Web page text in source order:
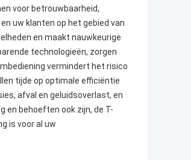
voor betrouwbaarheid,
uw klanten op het gebied van
en maakt nauwkeurige
technologieën, zorgen
vermindert het risico
tijde op optimale efficiëntie
afval en geluidsoverlast, en
en behoeften ook zijn, de T-
is voor al uw